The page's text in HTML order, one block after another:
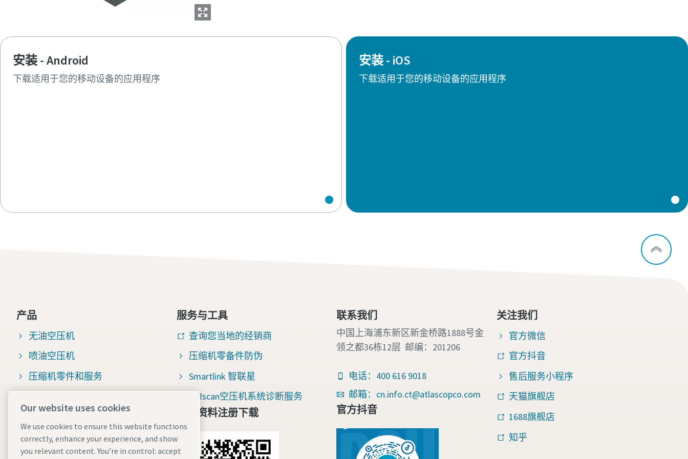
安装 - Android
下载适用于您的移动设备的应用程序
安装 - iOS
下载适用于您的移动设备的应用程序
产品
无油空压机
喷油空压机
压缩机零件和服务
空压机整机咨询
服务与工具
查询您当地的经销商
压缩机零备件防伪
Smartlink 智联星
AIRscan空压机系统诊断服务
免费资料注册下载
联系我们
中国上海浦东新区新金桥路1888号金
领之都36栋12层 邮编：201206
电话：400 616 9018
邮箱：cn.info.ct@atlascopco.com
官方抖音
关注我们
官方微信
官方抖音
售后服务小程序
天猫旗舰店
1688旗舰店
知乎
Our website uses cookies
We use cookies to ensure this website functions
correctly, enhance your experience, and show
you relevant content. You’re in control: accept